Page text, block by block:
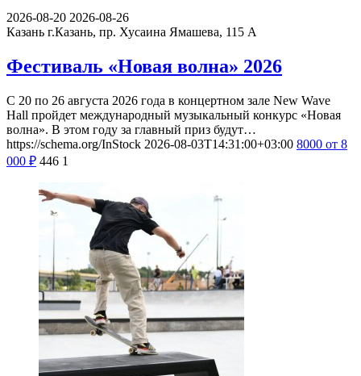
2026-08-20 2026-08-26
Казань г.Казань, пр. Хусаина Ямашева, 115 A
Фестиваль «Новая волна» 2026
С 20 по 26 августа 2026 года в концертном зале New Wave
Hall пройдет международный музыкальный конкурс «Новая
волна». В этом году за главный приз будут…
https://schema.org/InStock 2026-08-03T14:31:00+03:00 8000 от 8
000 ₽ 446 1